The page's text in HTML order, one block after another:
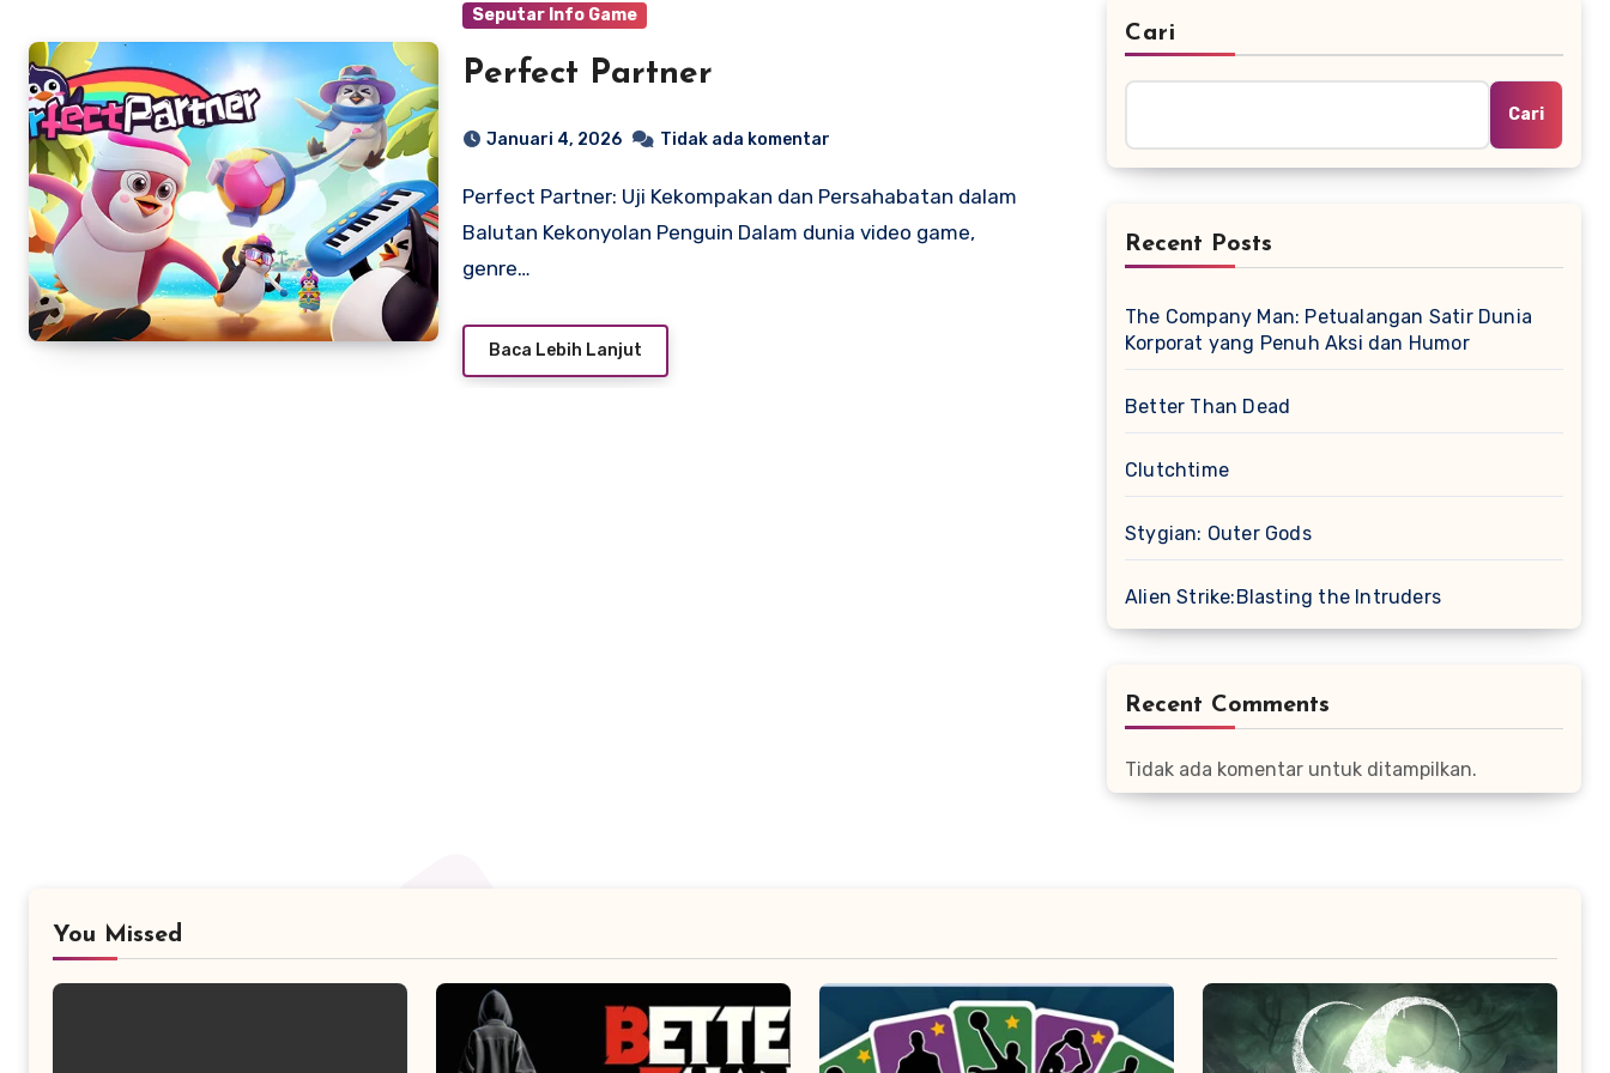
Seputar Info Game
Perfect Partner
Januari 4, 2026 Tidak ada komentar
Perfect Partner: Uji Kekompakan dan Persahabatan dalam
Balutan Kekonyolan Penguin Dalam dunia video game,
genre…
Baca Lebih Lanjut
Cari
Cari
Recent Posts
The Company Man: Petualangan Satir Dunia
Korporat yang Penuh Aksi dan Humor
Better Than Dead
Clutchtime
Stygian: Outer Gods
Alien Strike:Blasting the Intruders
Recent Comments
Tidak ada komentar untuk ditampilkan.
You Missed